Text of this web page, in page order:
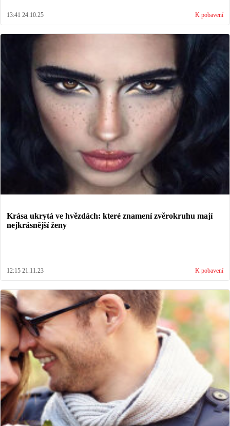
13:41 24.10.25 K pobavení
Krása ukrytá ve hvězdách: které znamení zvěrokruhu mají
nejkrásnější ženy
12:15 21.11.23 K pobavení